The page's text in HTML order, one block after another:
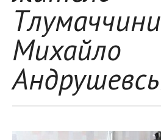
Тлумаччини
Михайло